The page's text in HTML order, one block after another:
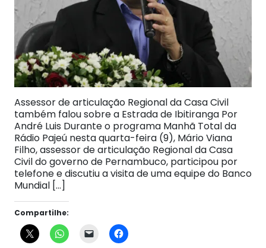
Assessor de articulação Regional da Casa Civil
também falou sobre a Estrada de Ibitiranga Por
André Luis Durante o programa Manhã Total da
Rádio Pajeú nesta quarta-feira (9), Mário Viana
Filho, assessor de articulação Regional da Casa
Civil do governo de Pernambuco, participou por
telefone e discutiu a visita de uma equipe do Banco
Mundial […]
Compartilhe: